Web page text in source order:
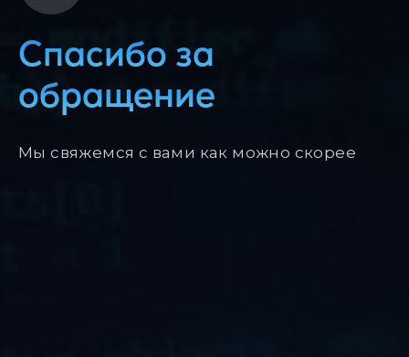
Спасибо за
обращение
Мы свяжемся с вами как можно скорее